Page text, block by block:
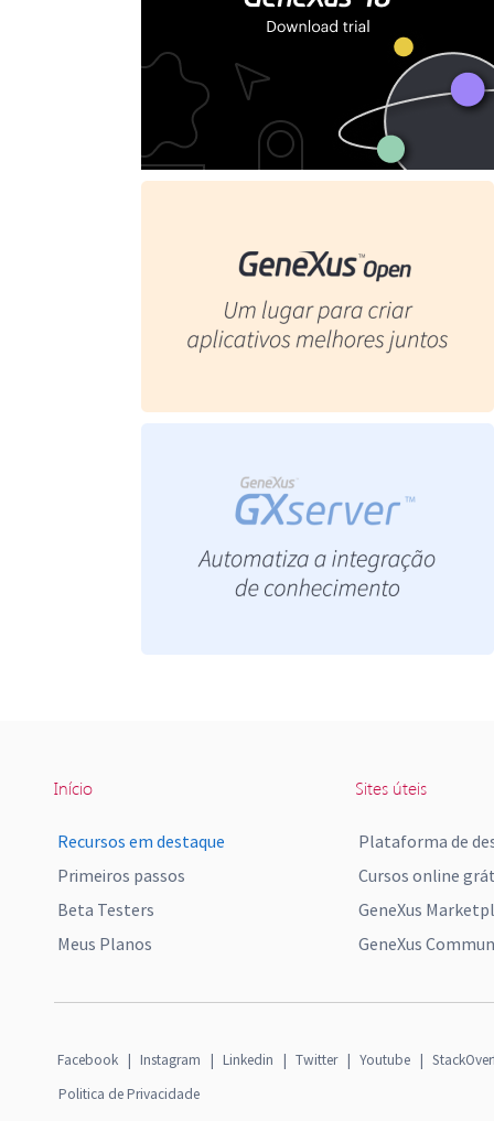
Início
Recursos em destaque
Primeiros passos
Beta Testers
Meus Planos
Sites úteis
Plataforma de
Cursos online
GeneXus
GeneXus
Facebook | Instagram | Linkedin | Twitter | Youtube |
Politica de Privacidade